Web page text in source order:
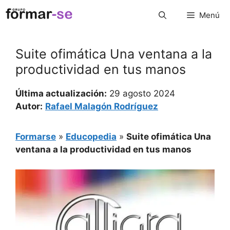
Saltar
al
Menú
Suite ofimática Una ventana a la
productividad en tus manos
Última actualización: 29 agosto 2024
Autor: Rafael Malagón Rodríguez
Formarse » Educopedia » Suite ofimática Una
ventana a la productividad en tus manos